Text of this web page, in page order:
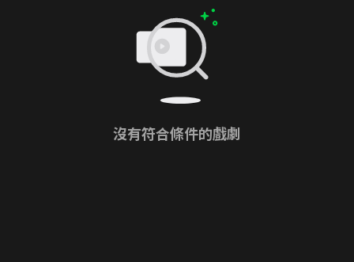
沒有符合條件的戲劇